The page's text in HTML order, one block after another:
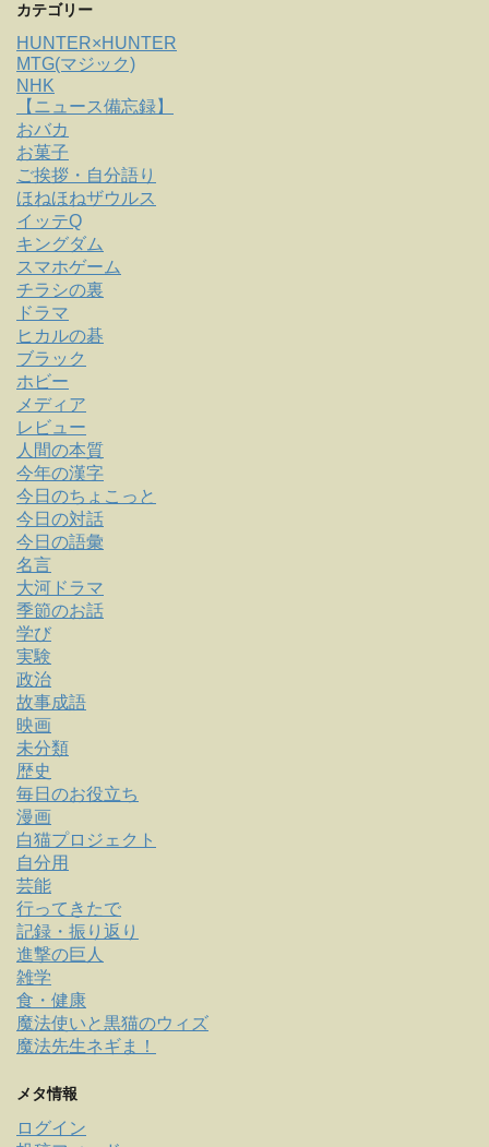
カテゴリー
HUNTER×HUNTER
MTG(マジック)
NHK
【ニュース備忘録】
おバカ
お菓子
ご挨拶・自分語り
ほねほねザウルス
イッテQ
キングダム
スマホゲーム
チラシの裏
ドラマ
ヒカルの碁
ブラック
ホビー
メディア
レビュー
人間の本質
今年の漢字
今日のちょこっと
今日の対話
今日の語彙
名言
大河ドラマ
季節のお話
学び
実験
政治
故事成語
映画
未分類
歴史
毎日のお役立ち
漫画
白猫プロジェクト
自分用
芸能
行ってきたで
記録・振り返り
進撃の巨人
雑学
食・健康
魔法使いと黒猫のウィズ
魔法先生ネギま！
メタ情報
ログイン